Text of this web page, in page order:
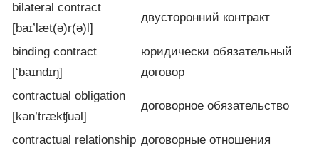
bilateral contract
[baɪ’læt(ə)r(ə)l]
двусторонний контракт
binding contract
[‘baɪndɪŋ]
юридически обязательный
договор
contractual obligation
[kən’trækʧuəl]
договорное обязательство
contractual relationship договорные отношения